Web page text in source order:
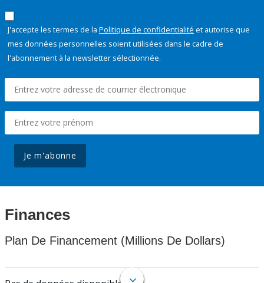
J'accepte les termes de la Politique de confidentialité et autorise que
mes données personnelles soient utilisées dans le cadre de
l'abonnement à la newsletter sélectionnée.
Je m'abonne
Finances
Plan De Financement (Millions De Dollars)